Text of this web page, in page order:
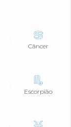
Câncer
Escorpião